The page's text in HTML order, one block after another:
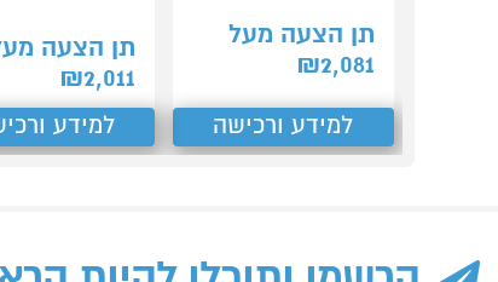
תן הצעה מעל
2,081
₪
למידע ורכישה
תן הצעה
2,011
₪
למידע